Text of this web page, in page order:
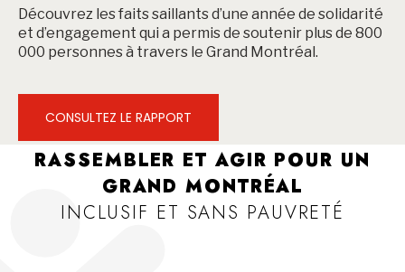
Découvrez les faits saillants d’une année de solidarité
et d’engagement qui a permis de soutenir plus de 800
000 personnes à travers le Grand Montréal.
CONSULTEZ LE RAPPORT
RASSEMBLER ET AGIR POUR UN
GRAND MONTRÉAL
INCLUSIF ET SANS PAUVRETÉ